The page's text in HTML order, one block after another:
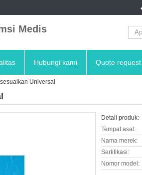
Medis
Hubungi kami Quote
Universal
Detail produk:
Tempat asal:
Nama merek:
Sertifikasi:
Nomor model: